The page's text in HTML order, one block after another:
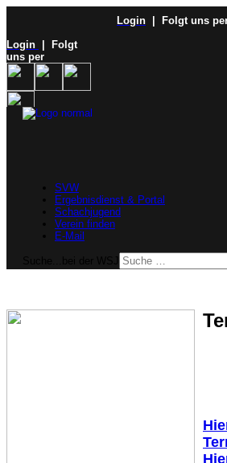
Login
| Folgt uns
Login
| Folgt
uns per
SVW
Ergebnisdienst & Portal
Schachjugend
Verein finden
E-Mail